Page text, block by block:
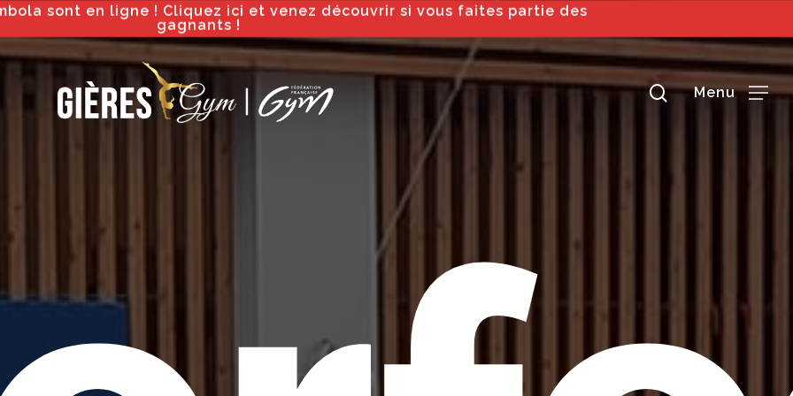
sont en ligne ! Cliquez ici et venez découvrir si vous faites partie des
gagnants !
search
Menu